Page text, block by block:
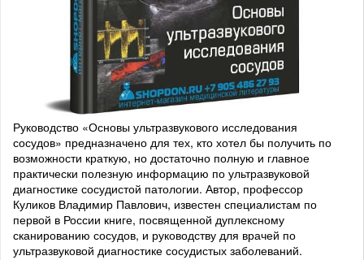
Руководство «Основы ультразвукового исследования
сосудов» предназначено для тех, кто хотел бы получить по
возможности краткую, но достаточно полную и главное
практически полезную информацию по ультразвуковой
диагностике сосудистой патологии. Автор, профессор
Куликов Владимир Павлович, известен специалистам по
первой в России книге, посвященной дуплексному
сканированию сосудов, и руководству для врачей по
ультразвуковой диагностике сосудистых заболеваний.